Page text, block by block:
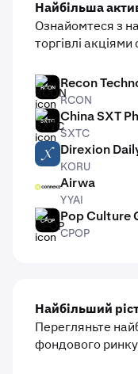
Найбільша
Ознайомтеся з
торгівлі акціями
RCON Recon
RCON
SXTC China SXT
SXTC
KORU Direxion
KORU
YYAI Airwa
YYAI
CPOP Pop Culture
CPOP
Найбільший
Перегляньте
фондового ринку